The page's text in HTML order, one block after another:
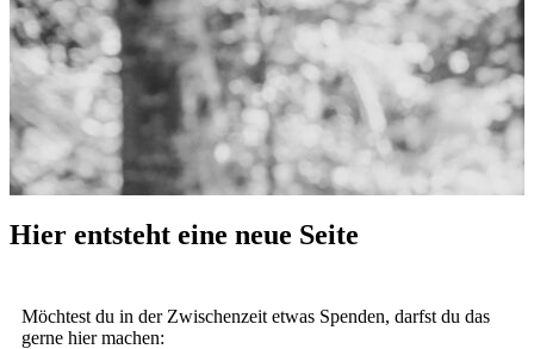
Hier entsteht eine neue Seite
Möchtest du in der Zwischenzeit etwas Spenden, darfst du das
gerne hier machen: